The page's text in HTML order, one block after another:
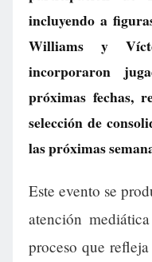
incluyendo a
Williams y
incorporaron
próximas fechas,
selección de
las próximas
Este evento se
atención
proceso que